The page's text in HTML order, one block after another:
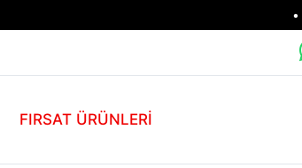
•
FIRSAT ÜRÜNLERI